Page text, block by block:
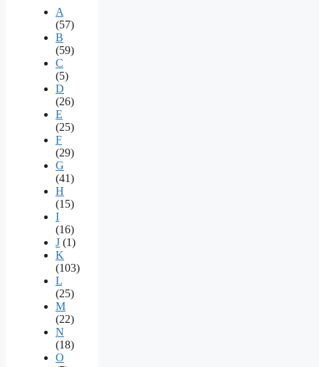
A
(57)
B
(59)
C
(5)
D
(26)
E
(25)
F
(29)
G
(41)
H
(15)
I
(16)
J (1)
K
(103)
L
(25)
M
(22)
N
(18)
O